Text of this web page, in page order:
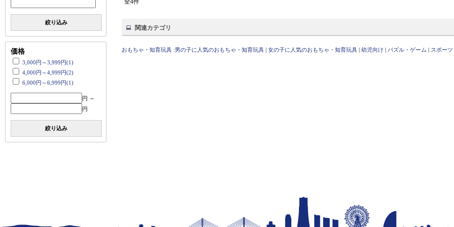
絞り込み
価格
3,000円～3,999円(1)
4,000円～4,999円(2)
6,000円～6,999円(1)
円 ～
円
絞り込み
全4件
関連カテゴリ
おもちゃ・知育玩具 :男の子に人気のおもちゃ・知育玩具 | 女の子に人気のおもちゃ・知育玩具 | 幼児向け | パズル・ゲーム | スポーツ